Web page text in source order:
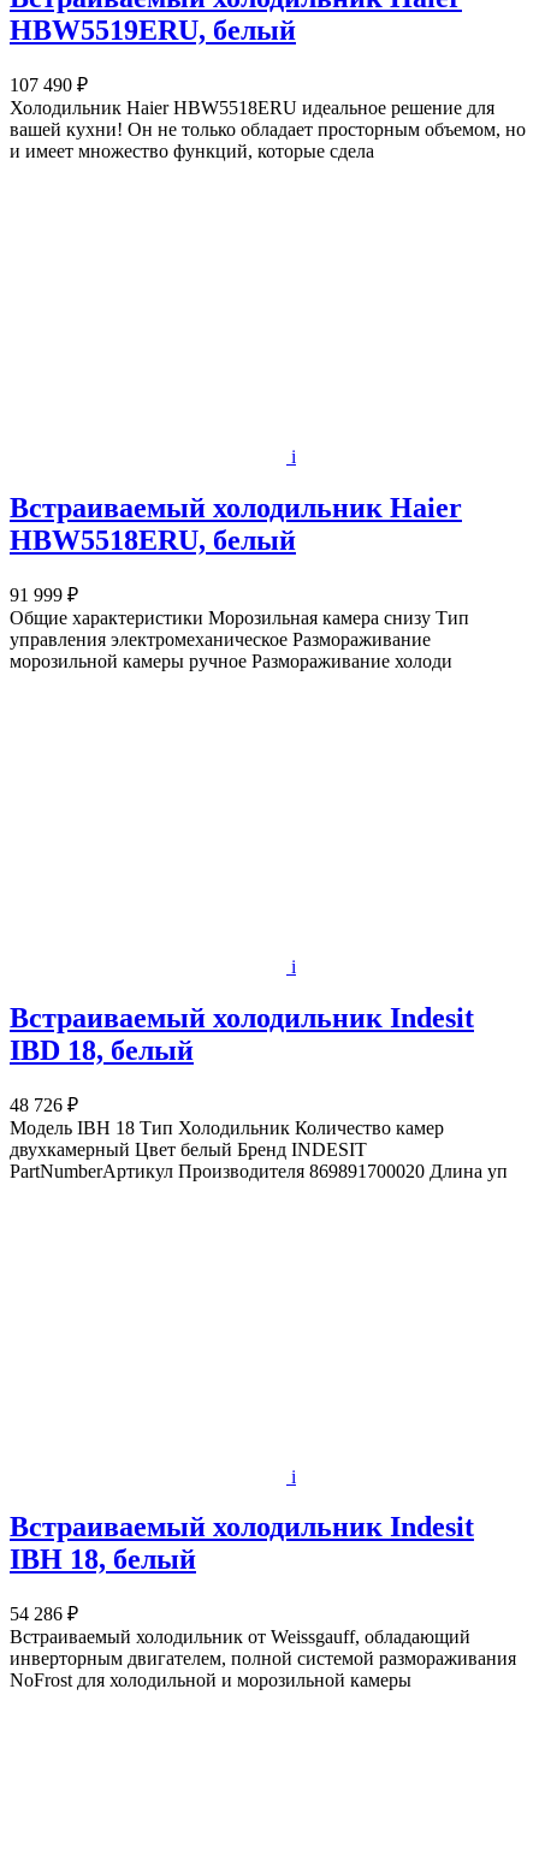
HBW5519ERU, белый
107 490 ₽
Холодильник Haier HBW5518ERU идеальное решение для
вашей кухни! Он не только обладает просторным объемом, но
и имеет множество функций, которые сдела
i
Встраиваемый холодильник Haier
HBW5518ERU, белый
91 999 ₽
Общие характеристики Морозильная камера снизу Тип
управления электромеханическое Размораживание
морозильной камеры ручное Размораживание холоди
i
Встраиваемый холодильник Indesit
IBD 18, белый
48 726 ₽
Модель IBH 18 Тип Холодильник Количество камер
двухкамерный Цвет белый Бренд INDESIT
PartNumberАртикул Производителя 869891700020 Длина уп
i
Встраиваемый холодильник Indesit
IBH 18, белый
54 286 ₽
Встраиваемый холодильник от Weissgauff, обладающий
инверторным двигателем, полной системой размораживания
NoFrost для холодильной и морозильной камеры